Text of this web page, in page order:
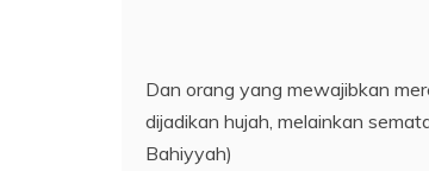
Dan orang yang mewajibkan
dijadikan hujah, melainkan
Bahiyyah)